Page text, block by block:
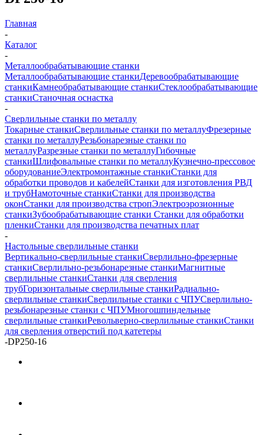
Главная
-
Каталог
-
Металлообрабатывающие станки
Металлообрабатывающие станкиДеревообрабатывающие
станкиКамнеобрабатывающие станкиСтеклообрабатывающие
станкиСтаночная оснастка
-
Сверлильные станки по металлу
Токарные станкиСверлильные станки по металлуФрезерные
станки по металлуРезьбонарезные станки по
металлуРазрезные станки по металлуГибочные
станкиШлифовальные станки по металлуКузнечно-прессовое
оборудованиеЭлектромонтажные станкиСтанки для
обработки проводов и кабелейСтанки для изготовления РВД
и трубНамоточные станкиСтанки для производства
оконСтанки для производства стропЭлектроэрозионные
станкиЗубообрабатывающие станки Станки для обработки
пленкиСтанки для производства печатных плат
-
Настольные сверлильные станки
Вертикально-сверлильные станкиСверлильно-фрезерные
станкиСверлильно-резьбонарезные станкиМагнитные
сверлильные станкиСтанки для сверления
трубГоризонтальные сверлильные станкиРадиально-
сверлильные станкиСверлильные станки с ЧПУСверлильно-
резьбонарезные станки с ЧПУМногошпиндельные
сверлильные станкиРевольверно-сверлильные станкиСтанки
для сверления отверстий под катетеры
-DP250-16